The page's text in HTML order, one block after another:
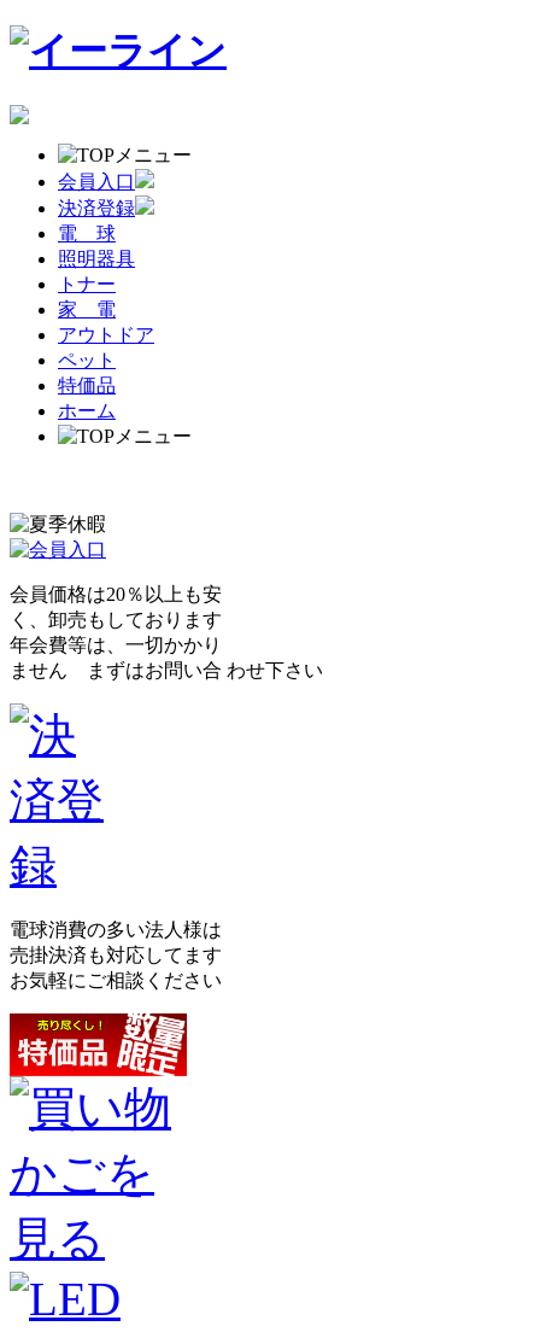
会員入口
決済登録
電 球
照明器具
トナー
家 電
アウトドア
ペット
特価品
ホーム
会員価格は20％以上も安
く、卸売もしております
年会費等は、一切かかり
ません まずはお問い合 わせ下さい
電球消費の多い法人様は
売掛決済も対応してます
お気軽にご相談ください